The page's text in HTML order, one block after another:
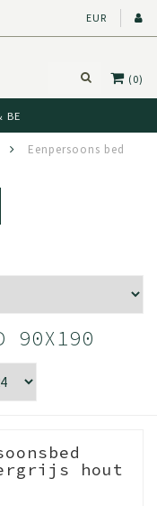
EUR
(0)
BE
Eenpersoons bed
90X190
hout